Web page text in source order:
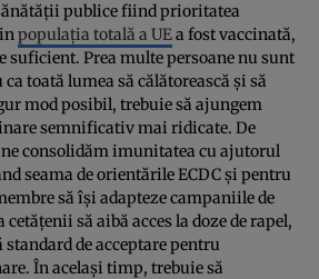
publice fiind prioritatea
populația totală a UEa fost vaccinată,
suficient. Prea multe persoane nu sunt
toată lumea să călătorească și să
mod posibil, trebuie să ajungem
semnificativ mai ridicate. De
ne consolidăm imunitatea cu ajutorul
seama de orientările ECDC și pentru
să își adapteze campaniile de
să aibă acces la doze de rapel,
de acceptare pentru
În același timp, trebuie să